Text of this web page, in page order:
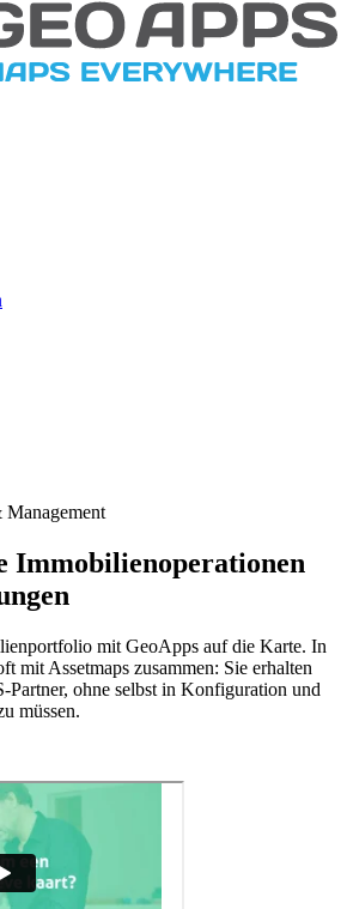
Immobilienoperationen
mit GeoApps auf die Karte. In
mit Assetmaps zusammen: Sie erhalten
Partner, ohne selbst in Konfiguration und
müssen.